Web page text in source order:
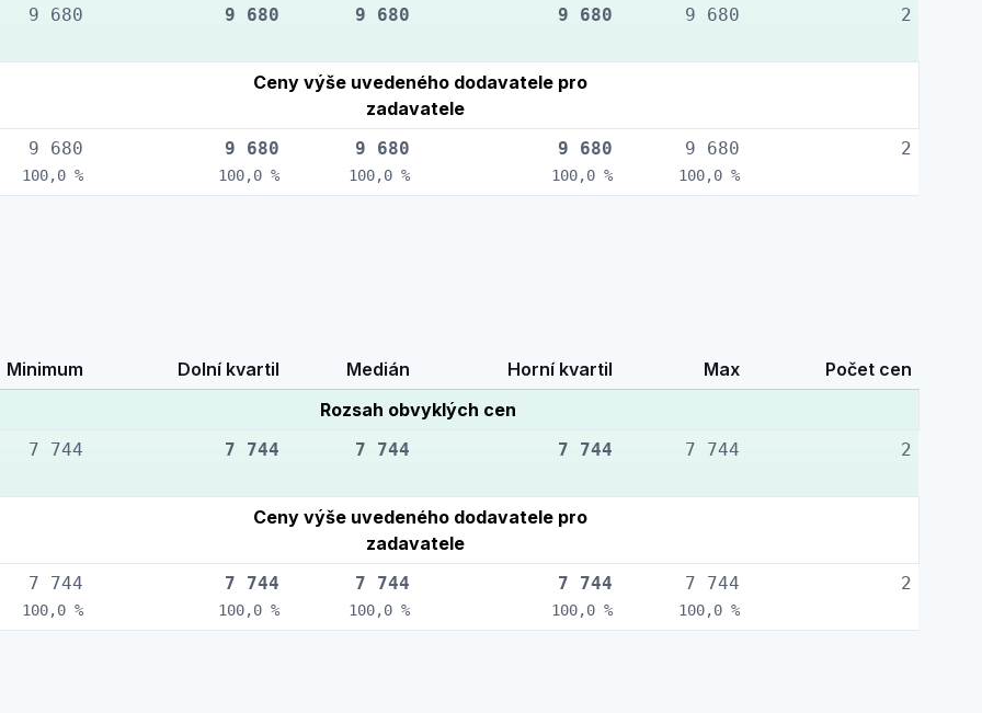
9 680 9 680 9 680 9 680 9 680 2
Ceny výše uvedeného dodavatele pro
zadavatele
9 680
100,0 %
9 680
100,0 %
9 680
100,0 %
9 680
100,0 %
9 680
100,0 %
2
Minimum Dolní kvartil Medián Horní kvartil Max
Počet cen
Rozsah obvyklých cen
7 744 7 744 7 744 7 744 7 744 2
Ceny výše uvedeného dodavatele pro
zadavatele
7 744
100,0 %
7 744
100,0 %
7 744
100,0 %
7 744
100,0 %
7 744
100,0 %
2